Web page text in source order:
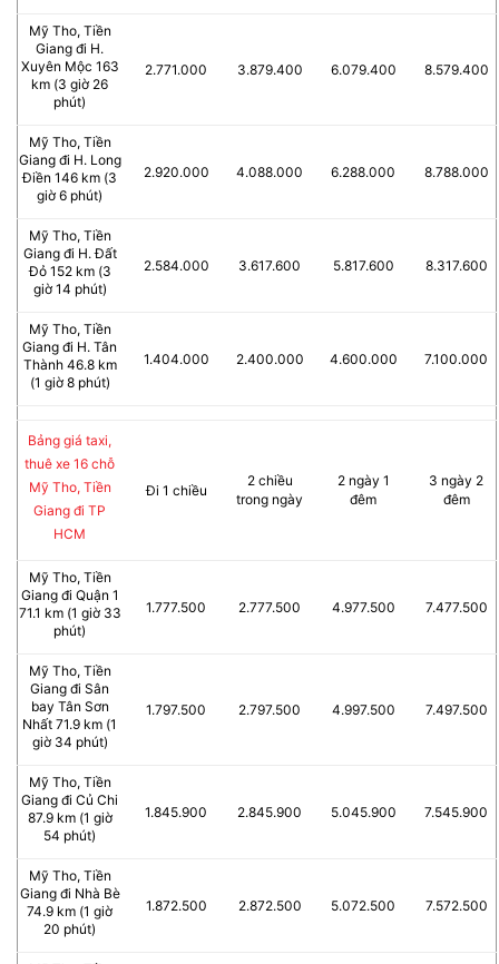
Mỹ Tho, Tiền
Giang đi H.
Xuyên Mộc 163
km (3 giờ 26
phút)
2.771.000 3.879.400 6.079.400 8.579.400
Mỹ Tho, Tiền
Giang đi H. Long
Điền 146 km (3
giờ 6 phút)
2.920.000 4.088.000 6.288.000 8.788.000
Mỹ Tho, Tiền
Giang đi H. Đất
Đỏ 152 km (3
giờ 14 phút)
2.584.000 3.617.600 5.817.600 8.317.600
Mỹ Tho, Tiền
Giang đi H. Tân
Thành 46.8 km
(1 giờ 8 phút)
1.404.000 2.400.000 4.600.000 7.100.000
Bảng giá taxi,
thuê xe 16 chỗ
Mỹ Tho, Tiền
Giang đi TP
HCM
Đi 1 chiều
2 chiều
trong ngày
2 ngày 1
đêm
3 ngày 2
đêm
Mỹ Tho, Tiền
Giang đi Quận 1
71.1 km (1 giờ 33
phút)
1.777.500 2.777.500 4.977.500 7.477.500
Mỹ Tho, Tiền
Giang đi Sân
bay Tân Sơn
Nhất 71.9 km (1
giờ 34 phút)
1.797.500 2.797.500 4.997.500 7.497.500
Mỹ Tho, Tiền
Giang đi Củ Chi
87.9 km (1 giờ
54 phút)
1.845.900 2.845.900 5.045.900 7.545.900
Mỹ Tho, Tiền
Giang đi Nhà Bè
74.9 km (1 giờ
20 phút)
1.872.500 2.872.500 5.072.500 7.572.500